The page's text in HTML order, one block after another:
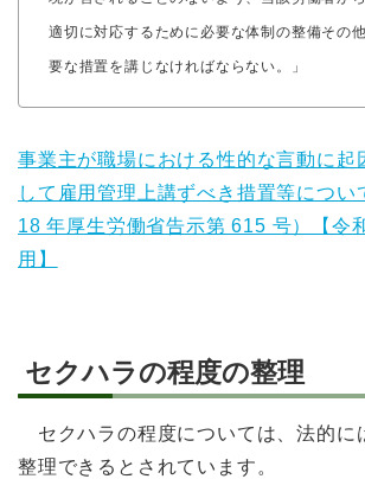
適切に対応するために必要な体制の整備その
要な措置を講じなければならない。」
事業主が職場における性的な言動に起
して雇用管理上講ずべき措置等につい
18 年厚生労働省告示第 615 号）【令
用】
セクハラの程度の整理
セクハラの程度については、法的に
整理できるとされています。